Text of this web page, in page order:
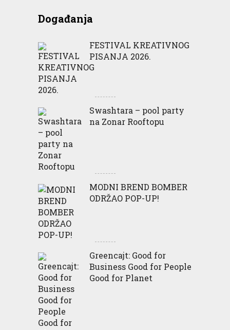
Događanja
FESTIVAL KREATIVNOG
PISANJA 2026.
Swashtara – pool party
na Zonar Rooftopu
MODNI BREND BOMBER
ODRŽAO POP-UP!
Greencajt: Good for
Business Good for People
Good for Planet